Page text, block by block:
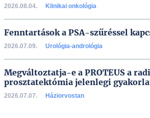
2026.08.04. Klinikai onkológia
Fenntartások a PSA-szűréssel
2026.07.09. Urológia-andrológia
Megváltoztatja-e a PROTEUS a
prosztatektómia jelenlegi
2026.07.07. Háziorvostan